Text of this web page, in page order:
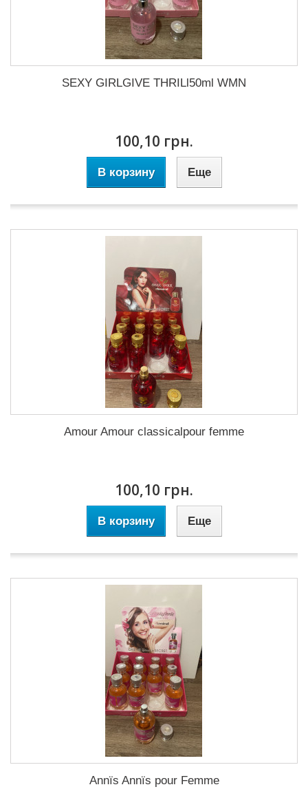
SEXY GIRLGIVE THRILl50ml WMN
100,10 грн.
В корзину Еще
Amour Amour classicalpour femme
100,10 грн.
В корзину Еще
Annïs Annïs pour Femme